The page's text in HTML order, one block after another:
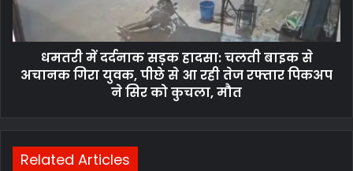
धमतरी में दर्दनाक सड़क हादसा: चलती बाइक से
अचानक गिरा युवक, पीछे से आ रही तेज रफ्तार पिकअप
ने सिर को कुचला, मौत
Related Articles